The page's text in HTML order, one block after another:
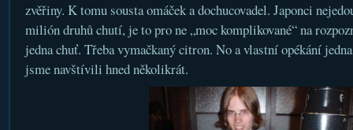
zvěřiny. K tomu sousta omáček a dochucovadel. Japonci
milión druhů chutí, je to pro ne „moc komplikované“ na
jedna chuť. Třeba vymačkaný citron. No a vlastní opékání
jsme navštívili hned několikrát.